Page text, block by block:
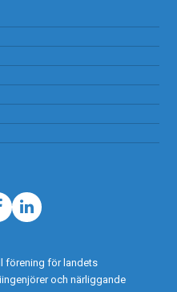
LinkedIn
förening för landets
och närliggande